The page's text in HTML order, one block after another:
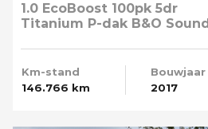
1.0 EcoBoost 100pk 5dr
Titanium P-dak B&O Sound
Km-stand
146.766 km
Bouwjaar
2017